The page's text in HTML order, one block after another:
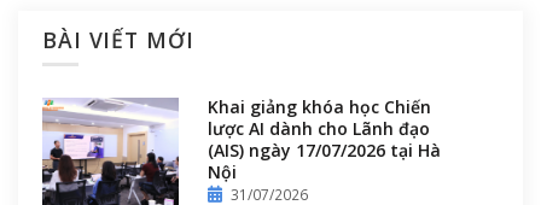
BÀI VIẾT MỚI
Khai giảng khóa học Chiến
lược AI dành cho Lãnh đạo
(AIS) ngày 17/07/2026 tại Hà
Nội
31/07/2026